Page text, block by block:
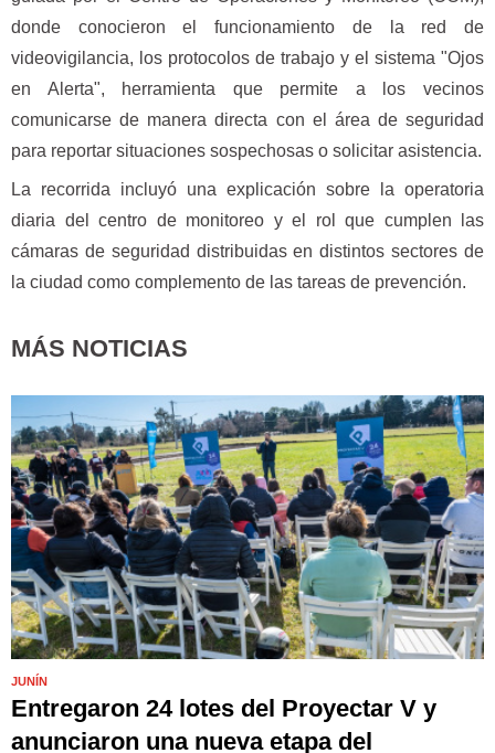
donde conocieron el funcionamiento de la red de
videovigilancia, los protocolos de trabajo y el sistema "Ojos
en Alerta", herramienta que permite a los vecinos
comunicarse de manera directa con el área de seguridad
para reportar situaciones sospechosas o solicitar asistencia.
La recorrida incluyó una explicación sobre la operatoria
diaria del centro de monitoreo y el rol que cumplen las
cámaras de seguridad distribuidas en distintos sectores de
la ciudad como complemento de las tareas de prevención.
MÁS NOTICIAS
JUNÍN
Entregaron 24 lotes del Proyectar V y
anunciaron una nueva etapa del